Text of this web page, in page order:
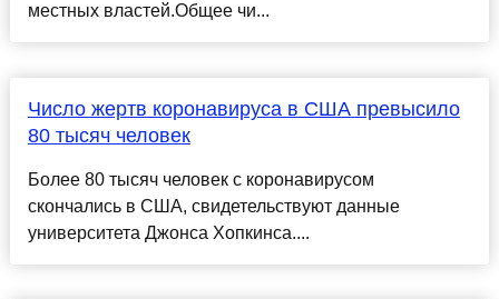
местных властей.Общее чи...
Число жертв коронавируса в США превысило
80 тысяч человек
Более 80 тысяч человек с коронавирусом
скончались в США, свидетельствуют данные
университета Джонса Хопкинса....